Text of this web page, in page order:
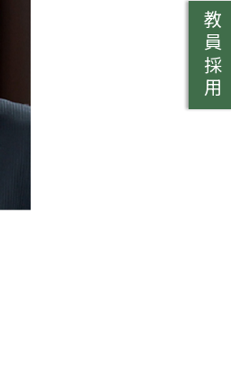
教員採用